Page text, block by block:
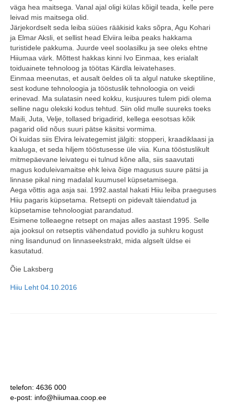
väga hea maitsega. Vanal ajal oligi külas kõigil teada, kelle pere
leivad mis maitsega olid.
Järjekordselt seda leiba süües rääkisid kaks sõpra, Agu Kohari
ja Elmar Aksli, et sellist head Elviira leiba peaks hakkama
turistidele pakkuma. Juurde veel soolasilku ja see oleks ehtne
Hiiumaa värk. Mõttest hakkas kinni Ivo Einmaa, kes erialalt
toiduainete tehnoloog ja töötas Kärdla leivatehases.
Einmaa meenutas, et ausalt öeldes oli ta algul natuke skeptiline,
sest kodune tehnoloogia ja tööstuslik tehnoloogia on veidi
erinevad. Ma sulatasin need kokku, kusjuures tulem pidi olema
selline nagu olekski kodus tehtud. Siin olid mulle suureks toeks
Maili, Juta, Velje, tollased brigadirid, kellega eesotsas kõik
pagarid olid nõus suuri pätse käsitsi vormima.
Oi kuidas siis Elvira leivategemist jälgiti: stopperi, kraadiklaasi ja
kaaluga, et seda hiljem tööstusesse üle viia. Kuna tööstuslikult
mitmepäevane leivategu ei tulnud kõne alla, siis saavutati
magus koduleivamaitse ehk leiva õige magusus suure pätsi ja
linnase pikal ning madalal kuumusel küpsetamisega.
Aega võttis aga asja sai. 1992.aastal hakati Hiiu leiba praeguses
Hiiu pagaris küpsetama. Retsepti on pidevalt täiendatud ja
küpsetamise tehnoloogiat parandatud.
Esimene tolleaegne retsept on majas alles aastast 1995. Selle
aja jooksul on retseptis vähendatud povidlo ja suhkru kogust
ning lisandunud on linnaseekstrakt, mida algselt üldse ei
kasutatud.
Õie Laksberg
Hiiu Leht 04.10.2016
telefon: 4636 000
e-post: info@hiiumaa.coop.ee